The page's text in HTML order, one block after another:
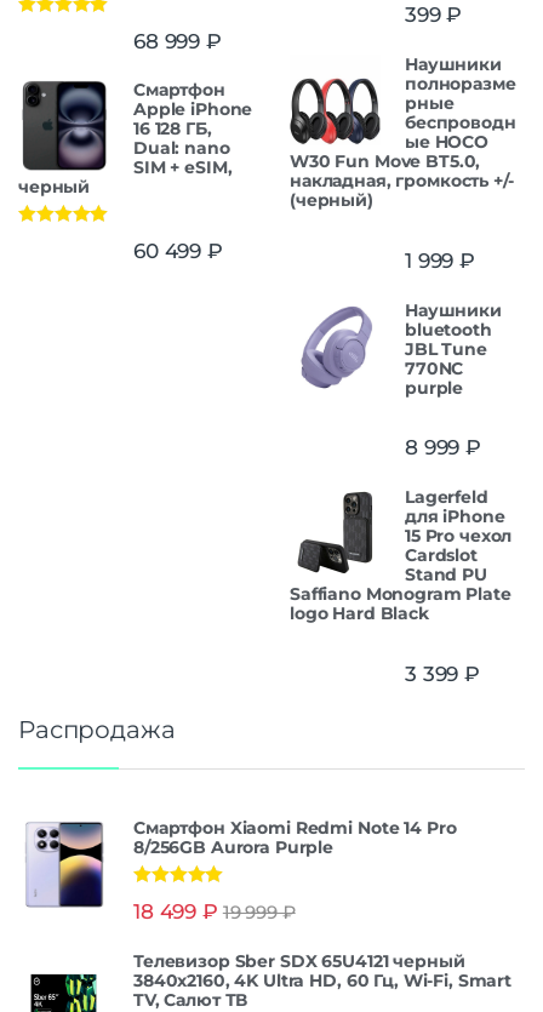
68 999 ₽
Смартфон
Apple iPhone
16 128 ГБ,
Dual: nano
SIM + eSIM,
черный
60 499 ₽
399₽
Наушники
полноразме
рные
беспроводн
ые HOCO
W30 Fun Move BT5.0,
накладная, громкость +/-
(черный)
1 999 ₽
Наушники
bluetooth
JBL Tune
770NC
purple
8 999 ₽
Lagerfeld
для iPhone
15 Pro чехол
Cardslot
Stand PU
Saffiano Monogram Plate
logo Hard Black
3 399 ₽
Распродажа
Смартфон Xiaomi Redmi Note 14 Pro
8/256GB Aurora Purple
из 5
18 499 ₽ 19 999₽
Телевизор Sber SDX 65U4121 черный
3840x2160, 4K Ultra HD, 60 Гц, Wi-Fi, Smart
TV, Салют ТВ